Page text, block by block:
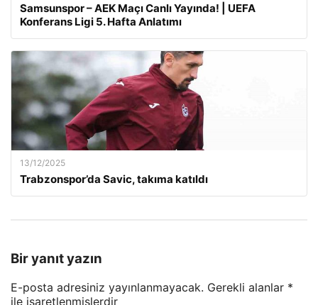
Samsunspor – AEK Maçı Canlı Yayında! | UEFA
Konferans Ligi 5. Hafta Anlatımı
13/12/2025
Trabzonspor’da Savic, takıma katıldı
Bir yanıt yazın
E-posta adresiniz yayınlanmayacak. Gerekli alanlar *
ile işaretlenmişlerdir